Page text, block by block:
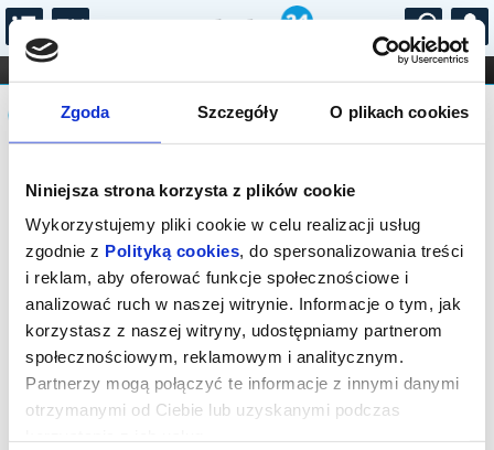
Zgoda Szczegóły O plikach cookies
Niniejsza strona korzysta z plików cookie
Wykorzystujemy pliki cookie w celu realizacji usług
zgodnie z Polityką cookies, do spersonalizowania treści
i reklam, aby oferować funkcje społecznościowe i
analizować ruch w naszej witrynie. Informacje o tym, jak
korzystasz z naszej witryny, udostępniamy partnerom
społecznościowym, reklamowym i analitycznym.
Partnerzy mogą połączyć te informacje z innymi danymi
otrzymanymi od Ciebie lub uzyskanymi podczas
...
FILHARMONIA OPERA I BALET
STAND-UP
DLA DZIECI
Komunikat
Sprzedaż biletów on-line na wydarzenie
została zakończona.